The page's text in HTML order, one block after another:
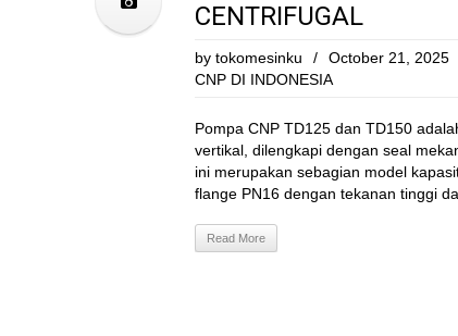
CENTRIFUGAL
by tokomesinku / October 21, 2025
CNP DI INDONESIA
Pompa CNP TD125 dan TD150
vertikal, dilengkapi dengan seal
ini merupakan sebagian model
flange PN16 dengan tekanan tinggi
Read More